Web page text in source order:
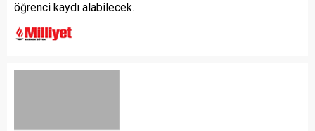
öğrenci kaydı alabilecek.